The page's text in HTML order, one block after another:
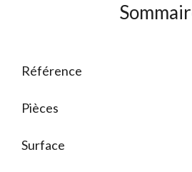
Référence
Pièces
Surface